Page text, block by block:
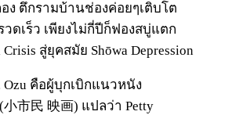
ง ตึกรามบ้านช่องค่อยๆเติบโต
ดเร็ว เพียงไม่กี่ปีก็ฟองสบู่แตก
Crisis สู่ยุคสมัย Shōwa Depression
คือผู้บุกเบิกแนวหนัง
小市民 映画) แปลว่า Petty